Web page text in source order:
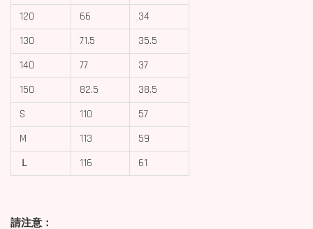
120
66
34
130
71.5
35.5
140
77
37
150
82.5
38.5
S
110
57
M
113
59
Ｌ
116 61
請注意：